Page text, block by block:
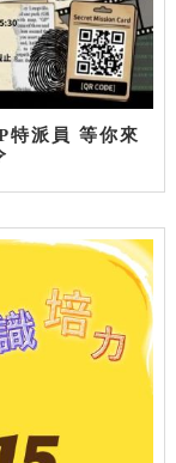
特派員 等你來